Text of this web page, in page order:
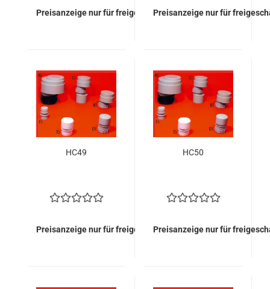
Preisanzeige nur für freigeschaltete Kunden
Preisanzeige nur für
HC49
Preisanzeige nur für freigeschaltete Kunden
HC50
Preisanzeige nur für